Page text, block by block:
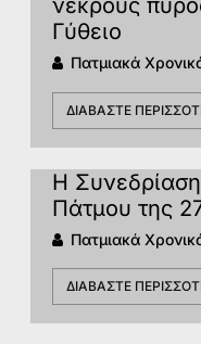
νεκρούς
Γύθειο
Πατμιακά
ΔΙΑΒΆΣΤΕ
Η
Πάτμου της
Πατμιακά
ΔΙΑΒΆΣΤΕ